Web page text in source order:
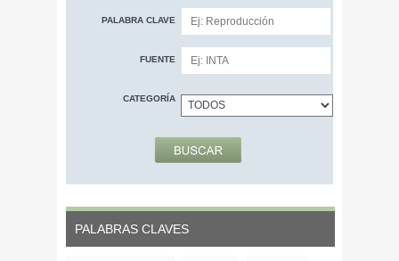
PALABRA CLAVE
FUENTE
CATEGORÍA
PALABRAS CLAVES